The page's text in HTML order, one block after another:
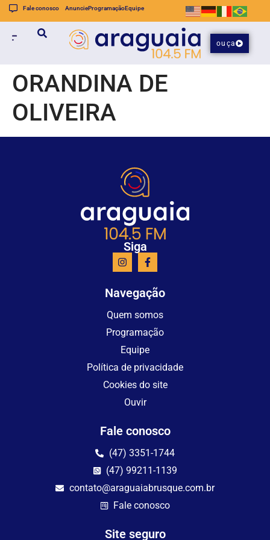
Fale conosco AnuncieProgramaçãoEquipe
ouça
ORANDINA DE
OLIVEIRA
Siga
Navegação
Quem somos
Programação
Equipe
Política de privacidade
Cookies do site
Ouvir
Fale conosco
(47) 3351-1744
(47) 99211-1139
contato@araguaiabrusque.com.br
Fale conosco
Site seguro